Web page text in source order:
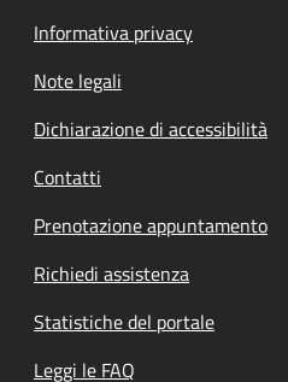
Informativa privacy
Note legali
Dichiarazione di accessibilità
Contatti
Prenotazione appuntamento
Richiedi assistenza
Statistiche del portale
Leggi le FAQ